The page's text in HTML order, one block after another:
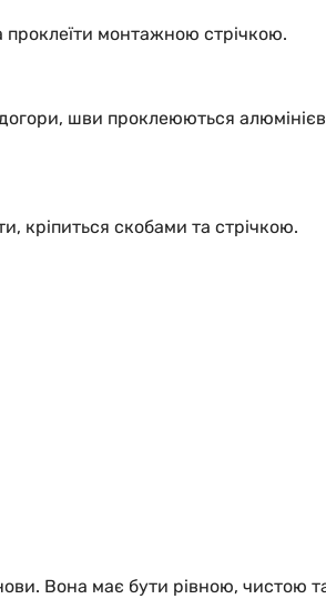
монтажною стрічкою.
шви проклеюються
кріпиться скобами та стрічкою.
Вона має бути рівною, чистою